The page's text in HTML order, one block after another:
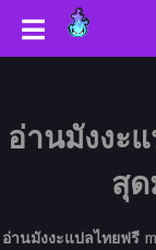
อ่านมังงะ
สุด
อ่านมังงะแปลไทยฟรี